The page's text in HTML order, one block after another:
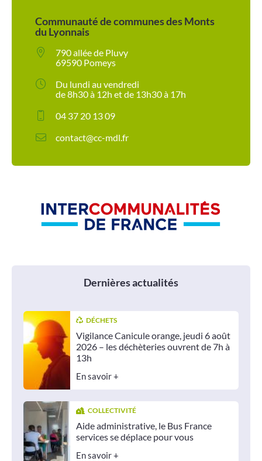
Communauté de communes des Monts
du Lyonnais
790 allée de Pluvy
69590 Pomeys
Du lundi au vendredi
de 8h30 à 12h et de 13h30 à 17h
04 37 20 13 09
contact@cc-mdl.fr
Dernières actualités
DÉCHETS
Vigilance Canicule orange, jeudi 6 août
2026 – les déchèteries ouvrent de 7h à
13h
En savoir +
COLLECTIVITÉ
Aide administrative, le Bus France
services se déplace pour vous
En savoir +